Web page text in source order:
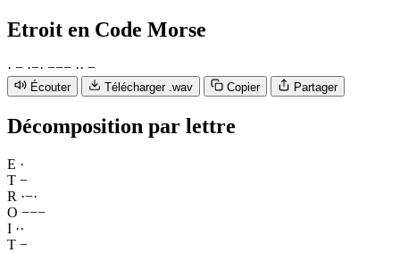
Etroit en Code Morse
· − ·−· −−− ·· −
Écouter Télécharger .wav Copier Partager
Décomposition par lettre
E ·
T −
R ·−·
O −−−
I ··
T −